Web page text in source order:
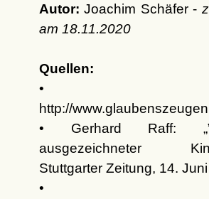
Autor: Joachim Schäfer -
am 18.11.2020
Quellen:
•
http://
• Gerhard Raff:
ausgezeichneter
Stuttgarter Zeitung, 14.
•